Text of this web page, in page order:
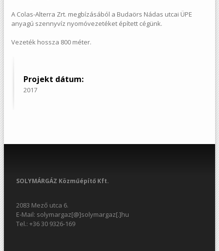
A Colas-Alterra Zrt. megbízásából a Budaörs Nádas utcai ÜPE
anyagú szennyvíz nyomóvezetéket épített cégünk.
Vezeték hossza 800 méter.
Projekt dátum:
2017
SOLYMÁRGÁZ Közműépítő Kft.
2083 Mező utca 6.
E-Mail: solymargaz[@]solymargaz[.]hu
Tel.: +36 30 9326-169